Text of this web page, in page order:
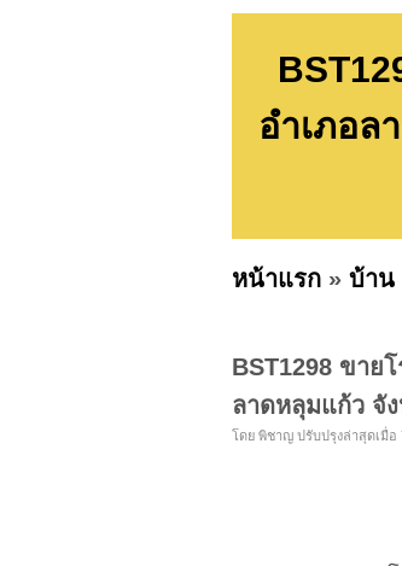
อำเภอล
หน้าแรก » บ้าน
BST1298 ขาย
ลาดหลุมแก้ว จั
โดย พิชาญ ปรับปรุงล่าสุดเมื่อ